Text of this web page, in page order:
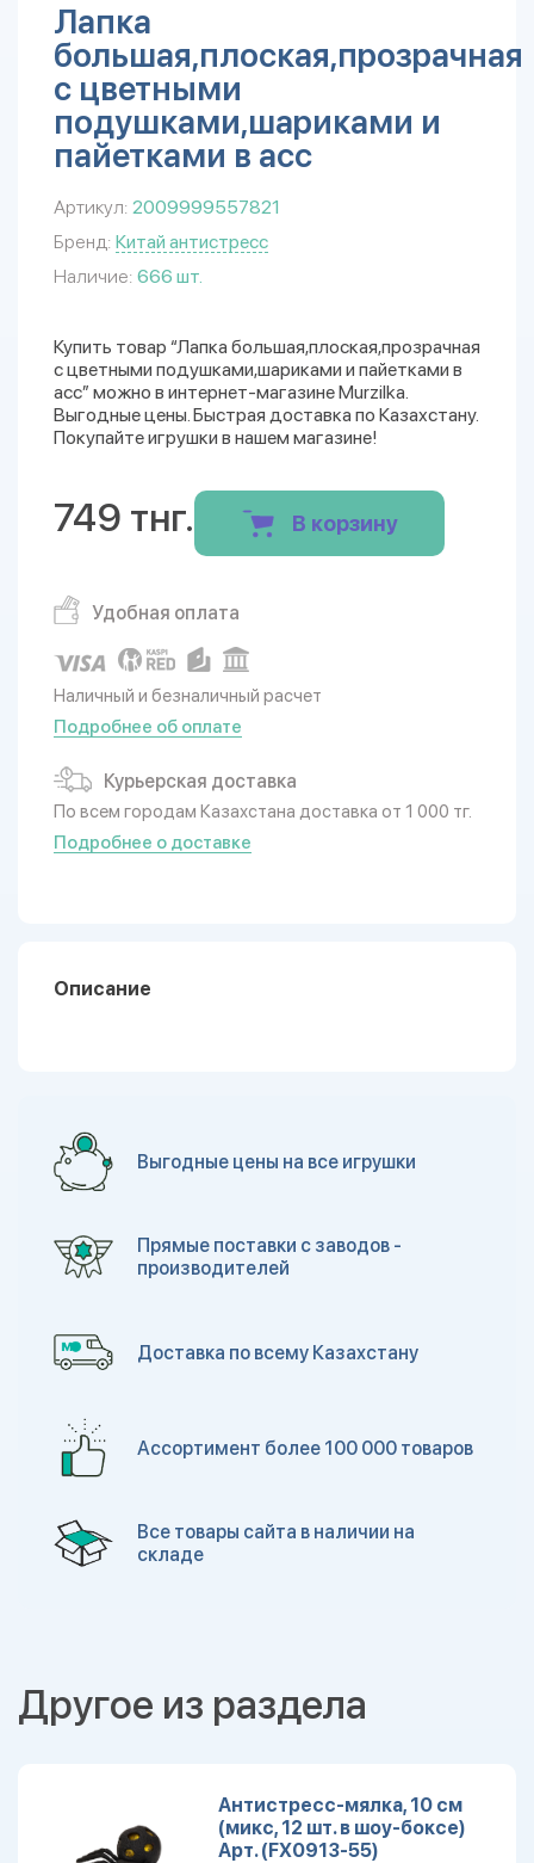
Лапка
большая,плоская,прозрачная
с цветными
подушками,шариками и
пайетками в асс
Артикул: 2009999557821
Бренд: Китай антистресс
Наличие: 666 шт.
Купить товар “Лапка большая,плоская,прозрачная
с цветными подушками,шариками и пайетками в
асс” можно в интернет-магазине Murzilka.
Выгодные цены. Быстрая доставка по Казахстану.
Покупайте игрушки в нашем магазине!
749 тнг. В корзину
Удобная оплата
Наличный и безналичный расчет
Подробнее об оплате
Курьерская доставка
По всем городам Казахстана доставка от 1 000 тг.
Подробнее о доставке
Описание
Выгодные цены на все игрушки
Прямые поставки с заводов -
производителей
Доставка по всему Казахстану
Ассортимент более 100 000 товаров
Все товары сайта в наличии на
складе
Другое из раздела
Антистресс-мялка, 10 см
(микс, 12 шт. в шоу-боксе)
Арт. (FX0913-55)